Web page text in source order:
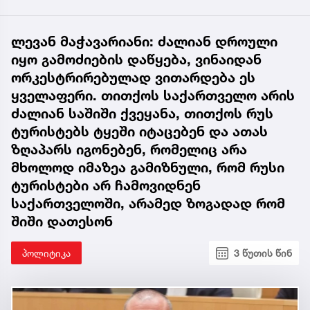
ლევან მაჭავარიანი: ძალიან დროული
იყო გამოძიების დაწყება, ვინაიდან
ორკესტრირებულად ვითარდება ეს
ყველაფერი. თითქოს საქართველო არის
ძალიან საშიში ქვეყანა, თითქოს რუს
ტურისტებს ტყეში იტაცებენ და ათას
ზღაპარს იგონებენ, რომელიც არა
მხოლოდ იმაზეა გამიზნული, რომ რუსი
ტურისტები არ ჩამოვიდნენ
საქართველოში, არამედ ზოგადად რომ
შიში დათესონ
პოლიტიკა 3 წუთის წინ